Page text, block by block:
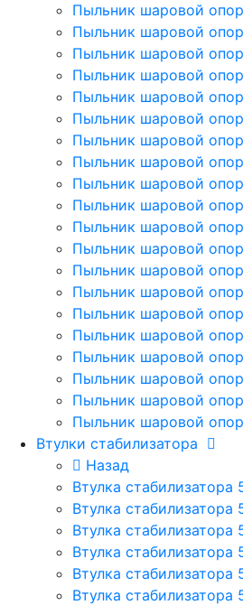
Пыльник шаровой
Пыльник шаровой
Пыльник шаровой
Пыльник шаровой
Пыльник шаровой
Пыльник шаровой
Пыльник шаровой
Пыльник шаровой
Пыльник шаровой
Пыльник шаровой
Пыльник шаровой
Пыльник шаровой
Пыльник шаровой
Пыльник шаровой
Пыльник шаровой
Пыльник шаровой
Пыльник шаровой
Пыльник шаровой
Пыльник шаровой
Пыльник шаровой
Втулки стабилизатора
Назад
Втулка стабилизатора
Втулка стабилизатора
Втулка стабилизатора
Втулка стабилизатора
Втулка стабилизатора
Втулка стабилизатора